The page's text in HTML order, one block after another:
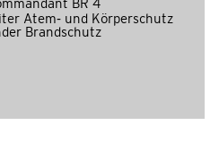
BR 4
Atem- und Körperschutz
Brandschutz